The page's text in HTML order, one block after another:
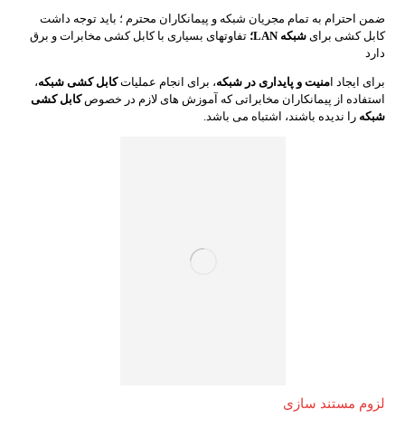
ضمن احترام به تمام مجریان شبکه و پیمانکاران محترم ؛ باید توجه داشت
کابل کشی برایشبکه LAN؛
تفاوتهای بسیاری با کابل کشی مخابرات و برق
دارد
برای ایجاد امنیت و پایداری در شبکه، برای انجام عملیاتکابل کشی شبکه،
استفاده از پیمانکاران مخابراتی که آموزش های لازم در خصوصکابل کشی
شبکه را ندیده باشند، اشتباه می باشد.
لزوم مستند سازی